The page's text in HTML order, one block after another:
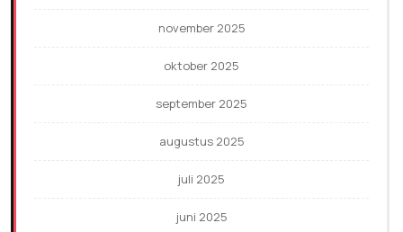
november 2025
oktober 2025
september 2025
augustus 2025
juli 2025
juni 2025